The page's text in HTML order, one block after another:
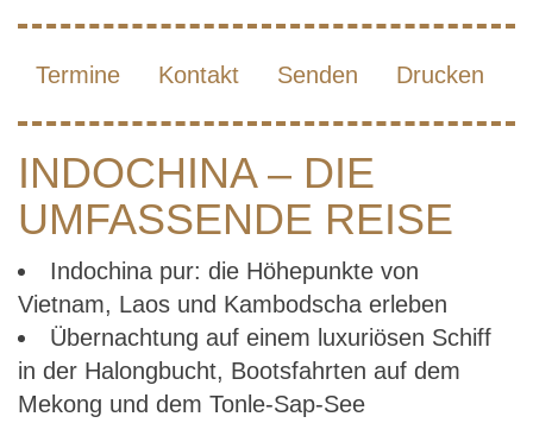
Termine Kontakt Senden Drucken
INDOCHINA – DIE
UMFASSENDE REISE
Indochina pur: die Höhepunkte von
Vietnam, Laos und Kambodscha erleben
Übernachtung auf einem luxuriösen Schiff
in der Halongbucht, Bootsfahrten auf dem
Mekong und dem Tonle-Sap-See